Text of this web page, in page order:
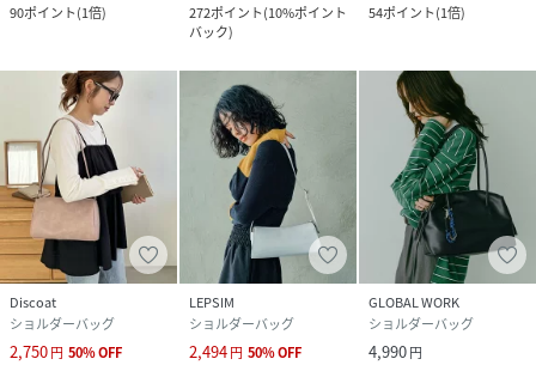
90ポイント(1倍)
272ポイント(10%ポイント
バック)
54ポイント(1倍)
Discoat
ショルダーバッグ
2,750円 50%OFF
LEPSIM
ショルダーバッグ
2,494円 50%OFF
GLOBAL WORK
ショルダーバッグ
4,990円